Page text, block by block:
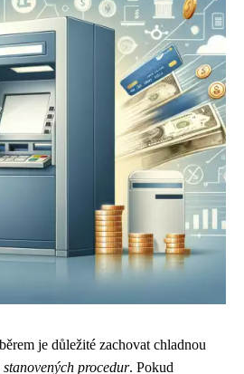
je důležité zachovat chladnou
procedur. Pokud